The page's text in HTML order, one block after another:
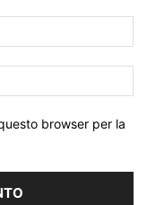
browser per la